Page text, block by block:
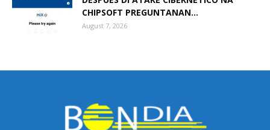
CHIPSOFT PREGUNTANAN...
August 7, 2026